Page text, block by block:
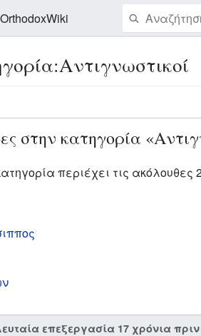
OrthodoxWiki
στην κατηγορία
περιέχει τις ακόλουθες
επεξεργασία 17 χρόνια πριν